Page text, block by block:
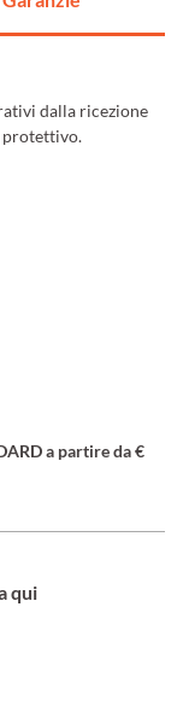
dalla ricezione
protettivo.
a partire da €
qui